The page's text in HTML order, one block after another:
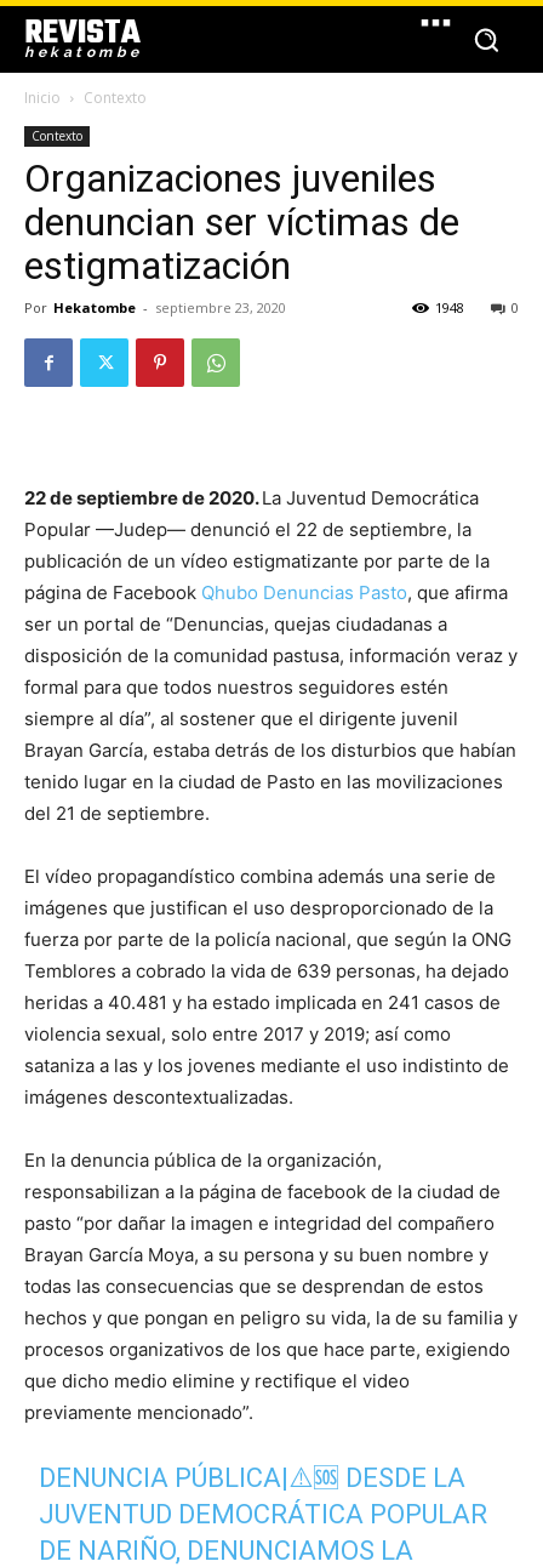
REVISTA
hekatombe
Inicio Contexto
Contexto
Organizaciones juveniles
denuncian ser víctimas de
estigmatización
Por Hekatombe - septiembre 23, 2020 0
1948
22 de septiembre de 2020.La Juventud Democrática
Popular —Judep— denunció el 22 de septiembre, la
publicación de un vídeo estigmatizante por parte de la
página de Facebook Qhubo Denuncias Pasto, que afirma
ser un portal de “Denuncias, quejas ciudadanas a
disposición de la comunidad pastusa, información veraz y
formal para que todos nuestros seguidores estén
siempre al día”, al sostener que el dirigente juvenil
Brayan García, estaba detrás de los disturbios que habían
tenido lugar en la ciudad de Pasto en las movilizaciones
del 21 de septiembre.
El vídeo propagandístico combina además una serie de
imágenes que justifican el uso desproporcionado de la
fuerza por parte de la policía nacional, que según la ONG
Temblores a cobrado la vida de 639 personas, ha dejado
heridas a 40.481 y ha estado implicada en 241 casos de
violencia sexual, solo entre 2017 y 2019; así como
sataniza a las y los jovenes mediante el uso indistinto de
imágenes descontextualizadas.
En la denuncia pública de la organización,
responsabilizan a la página de facebook de la ciudad de
pasto “por dañar la imagen e integridad del compañero
Brayan García Moya, a su persona y su buen nombre y
todas las consecuencias que se desprendan de estos
hechos y que pongan en peligro su vida, la de su familia y
procesos organizativos de los que hace parte, exigiendo
que dicho medio elimine y rectifique el video
previamente mencionado”.
DENUNCIA PÚBLICA|⚠️🆘 DESDE LA
JUVENTUD DEMOCRÁTICA POPULAR
DE NARIÑO, DENUNCIAMOS LA